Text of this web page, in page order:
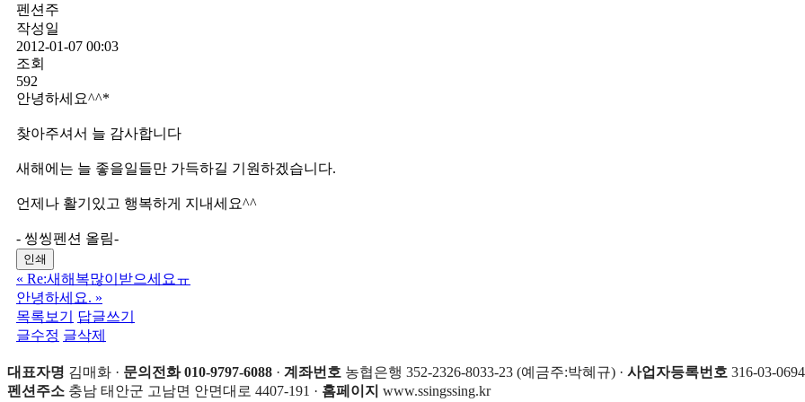
펜션주
작성일
2012-01-07 00:03
조회
592
안녕하세요^^*
찾아주셔서 늘 감사합니다
새해에는 늘 좋을일들만 가득하길 기원하겠습니다.
언제나 활기있고 행복하게 지내세요^^
- 씽씽펜션 올림-
인쇄
« Re:새해복많이받으세요ㅠ
안녕하세요. »
목록보기
답글쓰기
글수정 글삭제
대표자명 김매화 · 문의전화 010-9797-6088 · 계좌번호 농협은행 352-2326-8033-23 (예금주:박혜규) · 사업자등록번호 316-03-
펜션주소 충남 태안군 고남면 안면대로 4407-191 · 홈페이지 www.ssingssing.kr